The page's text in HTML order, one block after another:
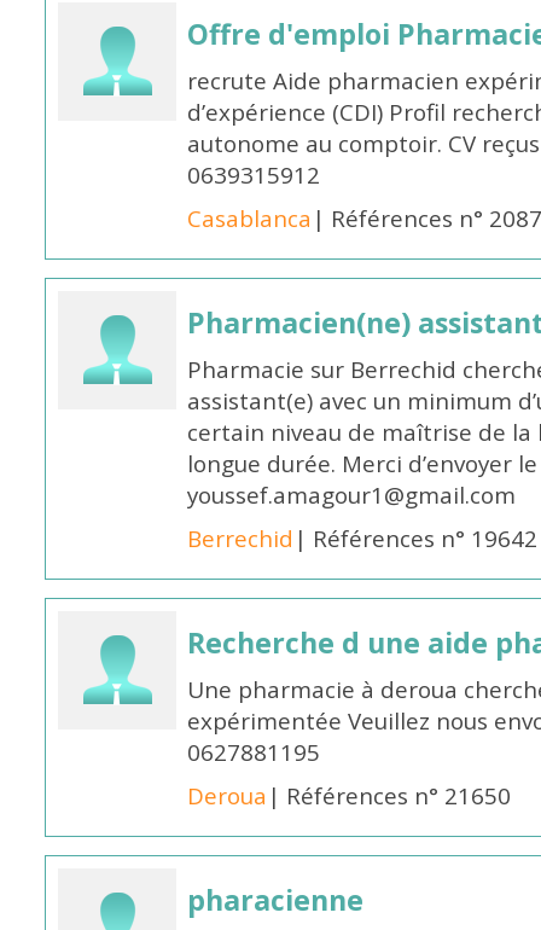
Offre d'emploi
recrute Aide pharmacien
d’expérience (CDI) Profil
autonome au comptoir. CV
0639315912
Casablanca | Références n°
Pharmacien(ne)
Pharmacie sur Berrechid
assistant(e) avec un minimum
certain niveau de maîtrise de
longue durée. Merci d’envoyer
youssef.amagour1@gmail.com
Berrechid | Références n° 19642
Recherche d une aide
Une pharmacie à deroua
expérimentée Veuillez nous
0627881195
Deroua | Références n° 21650
pharacienne